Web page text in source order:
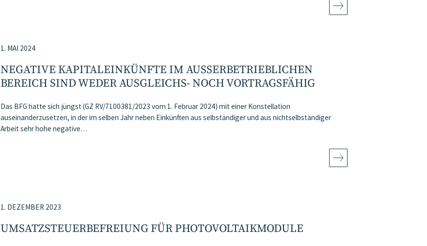
1. MAI 2024
NEGATIVE KAPITALEINKÜNFTE IM AUSSERBETRIEBLICHEN B
EREICH SIND WEDER AUSGLEICHS- NOCH VORTRAGSFÄHIG
Das BFG hatte sich jüngst (GZ RV/7100381/2023 vom 1. Februar 2024) mit einer Konstellation
auseinanderzusetzen, in der im selben Jahr neben Einkünften aus selbständiger und aus nichtselbständiger
Arbeit sehr hohe negative…
1. DEZEMBER 2023
UMSATZSTEUERBEFREIUNG FÜR PHOTOVOLTAIKMODULE